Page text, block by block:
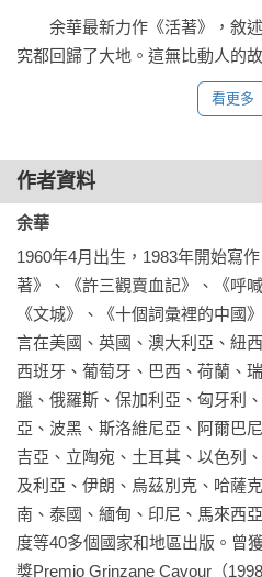
余華最新力作《活著》，敘述
究都回歸了大地。這無比動人的
看更多
作者資料
余華
1960年4月出生，1983年開始寫
著》、《許三觀賣血記》、《呼
《文城》、《十個詞彙裡的中國
言在美國、英國、澳大利亞、紐
西班牙、葡萄牙、巴西、荷蘭、
臘、俄羅斯、保加利亞、匈牙利
亞、波黑、斯洛維尼亞、阿爾巴
吉亞、立陶宛、土耳其、以色列
及利亞、伊朗、烏茲別克、哈薩
南、泰國、緬甸、印尼、馬來西
度等40多個國家和地區出版。曾
獎Premio Grinzane Cavour（